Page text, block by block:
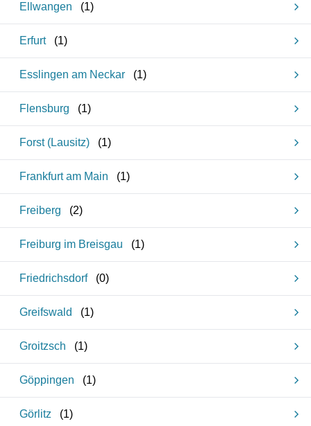
Ellwangen (1)
Erfurt (1)
Esslingen am Neckar (1)
Flensburg (1)
Forst (Lausitz) (1)
Frankfurt am Main (1)
Freiberg (2)
Freiburg im Breisgau (1)
Friedrichsdorf (0)
Greifswald (1)
Groitzsch (1)
Göppingen (1)
Görlitz (1)